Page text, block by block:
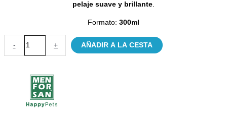
pelaje suave y brillante.
Formato: 300ml
-
anticaspa
Menforsan
+ AÑADIR A LA CESTA